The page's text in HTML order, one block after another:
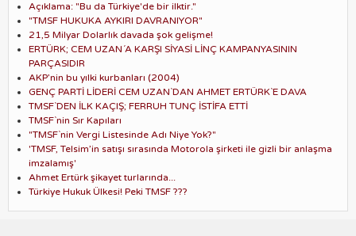
Açıklama: "Bu da Türkiye'de bir ilktir."
"TMSF HUKUKA AYKIRI DAVRANIYOR"
21,5 Milyar Dolarlık davada şok gelişme!
ERTÜRK; CEM UZAN´A KARŞI SİYASİ LİNÇ KAMPANYASININ
PARÇASIDIR
AKP’nin bu yılki kurbanları (2004)
GENÇ PARTİ LİDERİ CEM UZAN`DAN AHMET ERTÜRK`E DAVA
TMSF`DEN İLK KAÇIŞ; FERRUH TUNÇ İSTİFA ETTİ
TMSF`nin Sır Kapıları
"TMSF`nin Vergi Listesinde Adı Niye Yok?"
'TMSF, Telsim’in satışı sırasında Motorola şirketi ile gizli bir anlaşma
imzalamış'
Ahmet Ertürk şikayet turlarında...
Türkiye Hukuk Ülkesi! Peki TMSF ???